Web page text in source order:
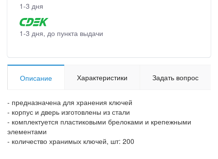
1-3 дня
1-3 дня, до пункта выдачи
Описание Характеристики Задать вопрос
- предназначена для хранения ключей
- корпус и дверь изготовлены из стали
- комплектуется пластиковыми брелоками и крепежными
элементами
- количество хранимых ключей, шт: 200